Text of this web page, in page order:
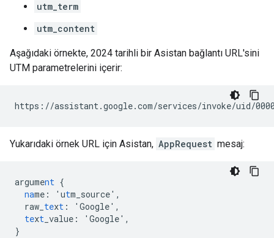
utm_term
utm_content
Aşağıdaki örnekte, 2024 tarihli bir Asistan bağlantı URL'sini
UTM parametrelerini içerir:
Yukarıdaki örnek URL için Asistan, AppRequest mesaj:
argument {
name : 'utm_source' ,
raw_ text : 'Google' ,
text _value : 'Google' ,
}